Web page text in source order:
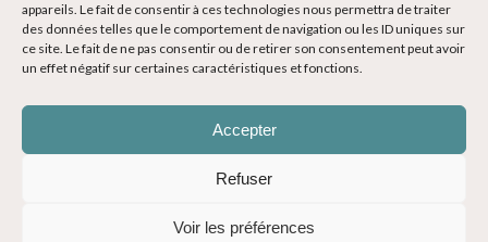
appareils. Le fait de consentir à ces technologies nous permettra de traiter
des données telles que le comportement de navigation ou les ID uniques sur
ce site. Le fait de ne pas consentir ou de retirer son consentement peut avoir
un effet négatif sur certaines caractéristiques et fonctions.
Accepter
Refuser
Voir les préférences
Devenir Blogueur voyage
Ma Bucket List
© Copyright 2014-2024 - Evasions Gourmandes Blog Voyage - Tous